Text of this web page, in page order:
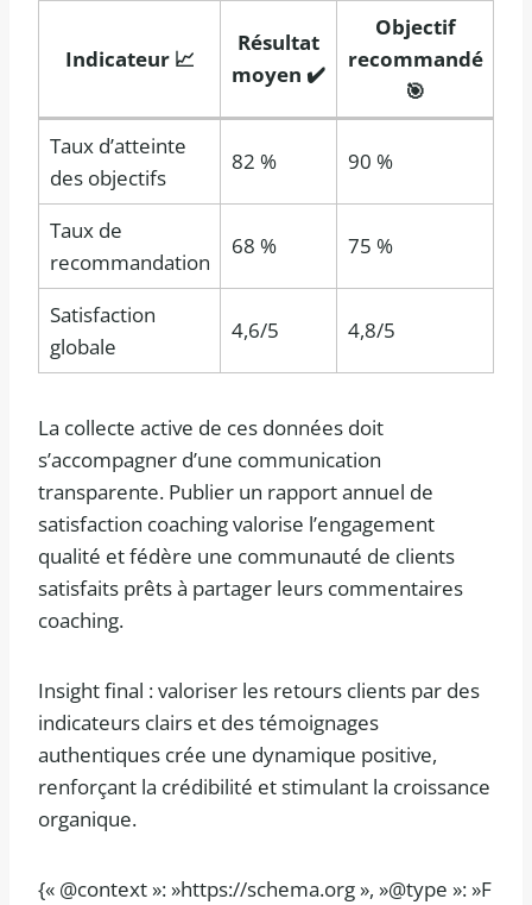
Indicateur 📈
Résultat
moyen ✔️
Objectif
recommandé
🎯
Taux d’atteinte
des objectifs
82 % 90 %
Taux de
recommandation
68 % 75 %
Satisfaction
globale
4,6/5 4,8/5
La collecte active de ces données doit
s’accompagner d’une communication
transparente. Publier un rapport annuel de
satisfaction coaching valorise l’engagement
qualité et fédère une communauté de clients
satisfaits prêts à partager leurs commentaires
coaching.
Insight final : valoriser les retours clients par des
indicateurs clairs et des témoignages
authentiques crée une dynamique positive,
renforçant la crédibilité et stimulant la croissance
organique.
{« @context »: »https://schema.org », »@type »: »F